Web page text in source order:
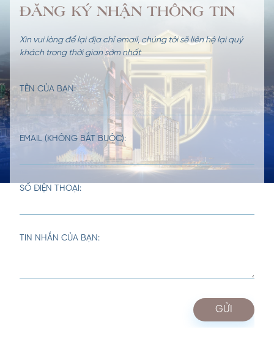
ĐĂNG KÝ NHẬN THÔNG TIN
Xin vui lòng để lại địa chỉ email, chúng tôi sẽ liên hệ lại quý
khách trong thời gian sớm nhất
TÊN CỦA BẠN:
EMAIL (KHÔNG BẮT BUỘC):
SỐ ĐIỆN THOẠI:
TIN NHẮN CỦA BẠN: